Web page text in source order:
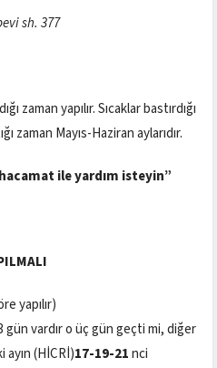
sh. 377
zaman yapılır. Sıcaklar bastırdığı
zaman Mayıs-Haziran aylarıdır.
ile yardım isteyin”
yapılır)
vardır o üç gün geçti mi, diğer
(HİCRİ)17-19-21nci